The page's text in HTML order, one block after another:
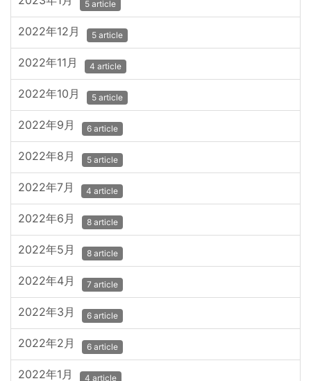
5 article
2022年12月 5 article
2022年11月 4 article
2022年10月 5 article
2022年9月 6 article
2022年8月 5 article
2022年7月 4 article
2022年6月 8 article
2022年5月 8 article
2022年4月 7 article
2022年3月 6 article
2022年2月 6 article
2022年1月 4 article